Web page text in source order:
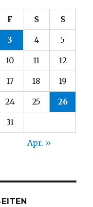
F S S
3 4 5
10 11 12
17 18 19
24 25 26
31
Apr. »